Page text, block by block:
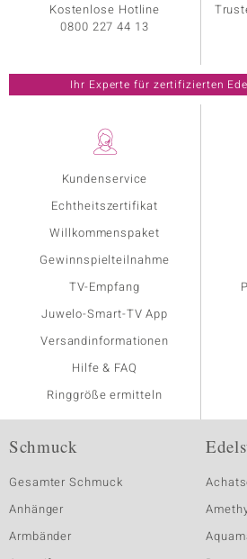
Kundenservice
Echtheitszertifikat
Willkommenspaket
Gewinnspielteilnahme
TV-Empfang
Juwelo-Smart-TV App
Versandinformationen
Hilfe & FAQ
Ringgröße ermitteln
Kostenlose Hotline
0800 227 44 13
Ihr Experte für zertifizierten
Schmuck
Gesamter Schmuck
Anhänger
Armbänder